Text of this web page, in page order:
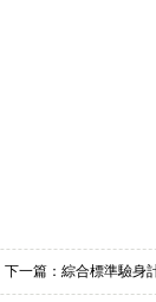
下一篇： 綜合標準驗身